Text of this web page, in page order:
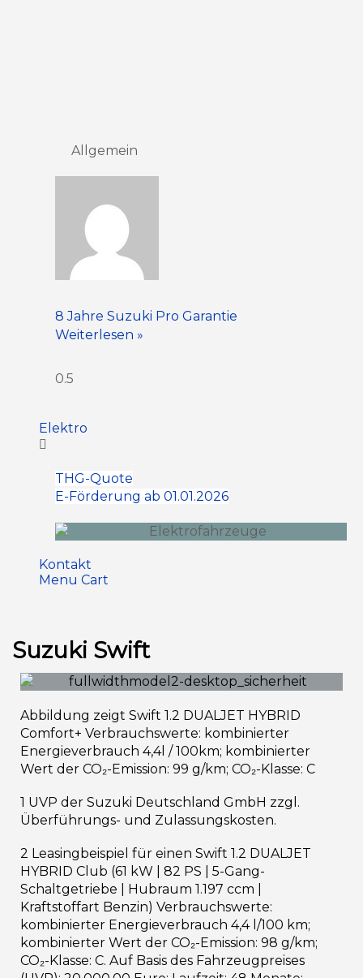
Allgemein
8 Jahre Suzuki Pro Garantie
Weiterlesen »
Elektro
THG-Quote
E-Förderung ab 01.01.2026
Kontakt
Menu Cart
Suzuki Swift
Abbildung zeigt Swift 1.2 DUALJET HYBRID
Comfort+ Verbrauchswerte: kombinierter
Energieverbrauch 4,4l / 100km; kombinierter
Wert der CO₂-Emission: 99 g/km; CO₂-Klasse: C
1 UVP der Suzuki Deutschland GmbH zzgl.
Überführungs- und Zulassungskosten.
2 Leasingbeispiel für einen Swift 1.2 DUALJET
HYBRID Club (61 kW | 82 PS | 5-Gang-
Schaltgetriebe | Hubraum 1.197 ccm |
Kraftstoffart Benzin) Verbrauchswerte:
kombinierter Energieverbrauch 4,4 l/100 km;
kombinierter Wert der CO₂-Emission: 98 g/km;
CO₂-Klasse: C. Auf Basis des Fahrzeugpreises